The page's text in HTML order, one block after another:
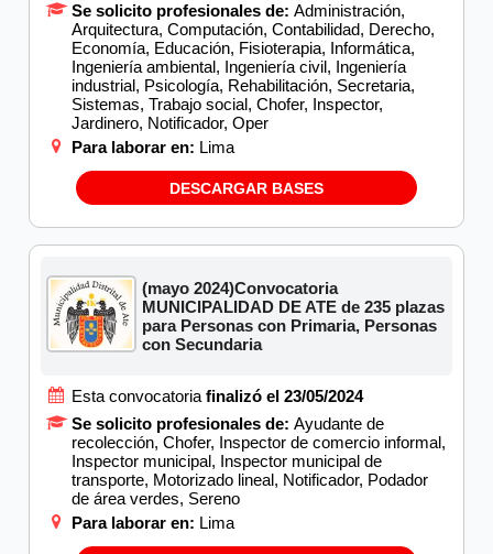
Se solicito profesionales de: Administración,
Arquitectura, Computación, Contabilidad, Derecho,
Economía, Educación, Fisioterapia, Informática,
Ingeniería ambiental, Ingeniería civil, Ingeniería
industrial, Psicología, Rehabilitación, Secretaria,
Sistemas, Trabajo social, Chofer, Inspector,
Jardinero, Notificador, Oper
Para laborar en: Lima
DESCARGAR BASES
(mayo 2024)Convocatoria
MUNICIPALIDAD DE ATE de 235 plazas
para Personas con Primaria, Personas
con Secundaria
Esta convocatoria finalizó el 23/05/2024
Se solicito profesionales de: Ayudante de
recolección, Chofer, Inspector de comercio informal,
Inspector municipal, Inspector municipal de
transporte, Motorizado lineal, Notificador, Podador
de área verdes, Sereno
Para laborar en: Lima